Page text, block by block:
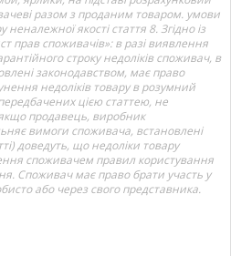
разом з проданим товаром. умови
якості стаття 8. Згідно із
прав споживачів»: в разі виявлення
строку недоліків споживач, в
законодавством, має право
недоліків товару в розумний
цією статтею, не
продавець, виробник
вимоги споживача, встановлені
доведуть, що недоліки товару
споживачем правил користування
Споживач має право брати участь у
або через свого представника.